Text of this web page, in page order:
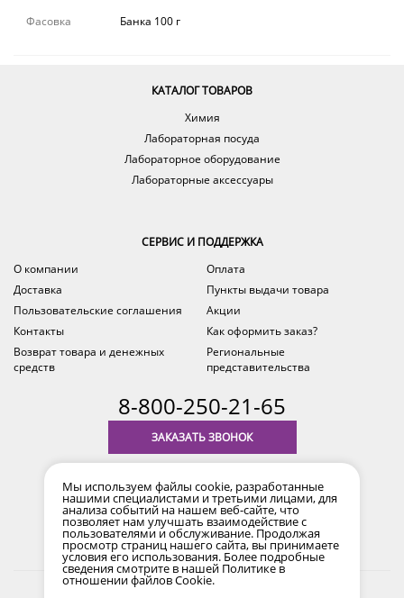
Фасовка
Банка 100 г
КАТАЛОГ ТОВАРОВ
Химия
Лабораторная посуда
Лабораторное оборудование
Лабораторные аксессуары
СЕРВИС И ПОДДЕРЖКА
О компании
Оплата
Доставка
Пункты выдачи товара
Пользовательские соглашения
Акции
Контакты
Как оформить заказ?
Возврат товара и денежных
средств
Региональные
представительства
8-800-250-21-65
ЗАКАЗАТЬ ЗВОНОК
время по Уфе (MSK+2)
2017-2026 © Все права защищены. Информация сайта
Мы используем файлы cookie, разработанные
нашими специалистами и третьими лицами, для
анализа событий на нашем веб-сайте, что
позволяет нам улучшать взаимодействие с
пользователями и обслуживание. Продолжая
просмотр страниц нашего сайта, вы принимаете
условия его использования. Более подробные
сведения смотрите в нашей Политике в
отношении файлов Cookie.